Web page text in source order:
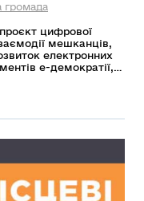
громада
цифрової
мешканців,
електронних
е-демократії, а